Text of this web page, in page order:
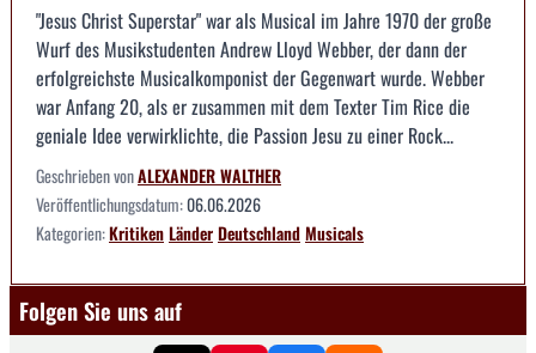
"Jesus Christ Superstar" war als Musical im Jahre 1970 der große
Wurf des Musikstudenten Andrew Lloyd Webber, der dann der
erfolgreichste Musicalkomponist der Gegenwart wurde. Webber
war Anfang 20, als er zusammen mit dem Texter Tim Rice die
geniale Idee verwirklichte, die Passion Jesu zu einer Rock...
Geschrieben vonALEXANDER WALTHER
Veröffentlichungsdatum:06.06.2026
Kategorien:KritikenLänderDeutschlandMusicals
Folgen Sie uns auf